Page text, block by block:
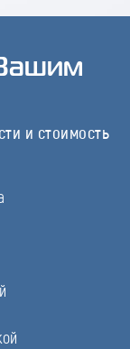
и стоимость